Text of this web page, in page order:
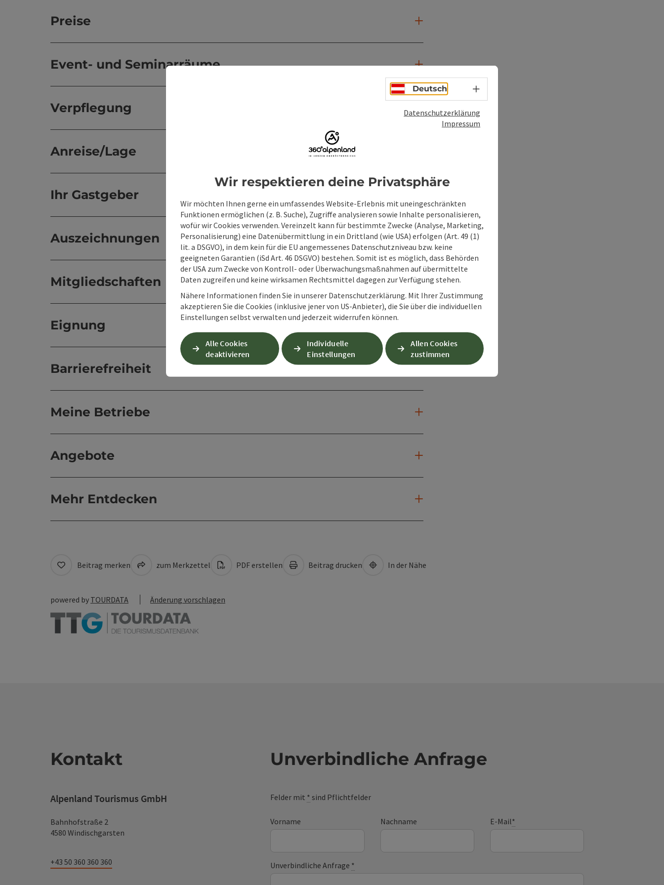
Preise
Event- und Seminarräume
Verpflegung
Anreise/Lage
Ihr Gastgeber
Auszeichnungen
Mitgliedschaften
Eignung
Barrierefreiheit
Meine Betriebe
Angebote
Mehr Entdecken
Beitrag merken zum Merkzettel PDF erstellen Beitrag drucken In der Nähe
powered by TOURDATA Änderung vorschlagen
Kontakt
Alpenland Tourismus GmbH
Bahnhofstraße 2
4580 Windischgarsten
+43 50 360 360 360
Unverbindliche Anfrage
Felder mit * sind Pflichtfelder
Vorname Nachname E-Mail*
Unverbindliche Anfrage *
Deutsch Sprachwahl - Menü öffnen
Datenschutzerklärung
Impressum
Wir respektieren deine Privatsphäre
Wir möchten Ihnen gerne ein umfassendes Website-Erlebnis mit uneingeschränkten
Funktionen ermöglichen (z. B. Suche), Zugriffe analysieren sowie Inhalte personalisieren,
wofür wir Cookies verwenden. Vereinzelt kann für bestimmte Zwecke (Analyse, Marketing,
Personalisierung) eine Datenübermittlung in ein Drittland (wie USA) erfolgen (Art. 49 (1)
lit. a DSGVO), in dem kein für die EU angemessenes Datenschutzniveau bzw. keine
geeigneten Garantien (iSd Art. 46 DSGVO) bestehen. Somit ist es möglich, dass Behörden
der USA zum Zwecke von Kontroll- oder Überwachungsmaßnahmen auf übermittelte
Daten zugreifen und keine wirksamen Rechtsmittel dagegen zur Verfügung stehen.
Nähere Informationen finden Sie in unserer Datenschutzerklärung. Mit Ihrer Zustimmung
akzeptieren Sie die Cookies (inklusive jener von US-Anbieter), die Sie über die individuellen
Einstellungen selbst verwalten und jederzeit widerrufen können.
Alle Cookies
deaktivieren
Individuelle
Einstellungen
Allen Cookies
zustimmen